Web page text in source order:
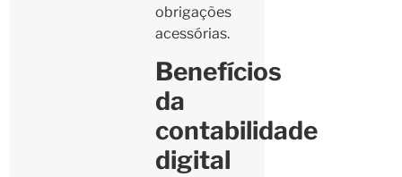
obrigações
acessórias.
Benefícios
da
contabilidade
digital